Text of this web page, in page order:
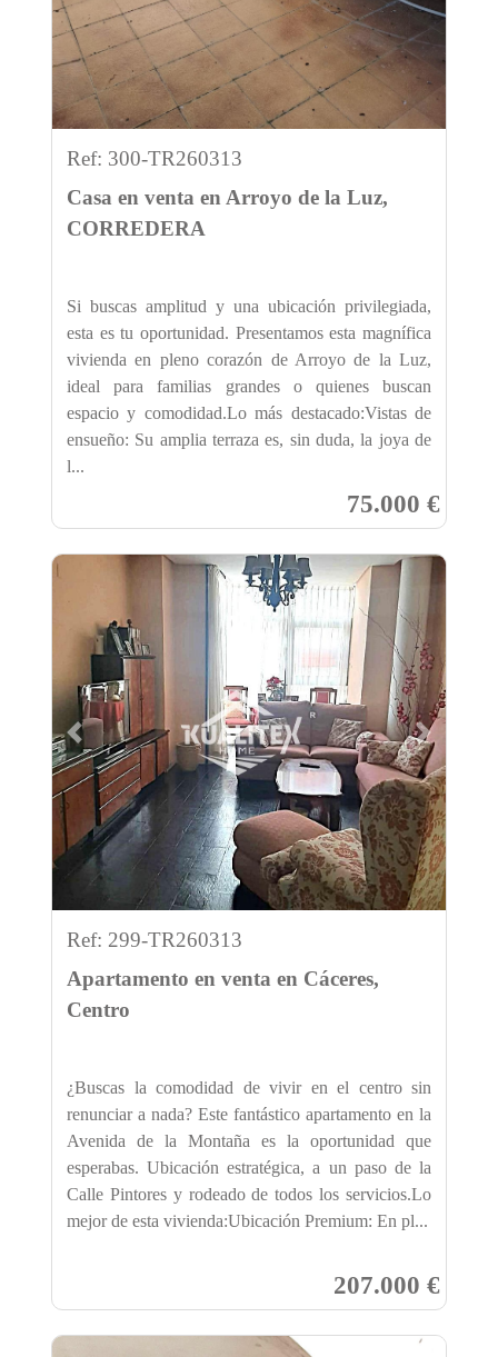
Ref: 300-TR260313
Casa en venta en Arroyo de la Luz,
CORREDERA
Si buscas amplitud y una ubicación privilegiada,
esta es tu oportunidad. Presentamos esta magnífica
vivienda en pleno corazón de Arroyo de la Luz,
ideal para familias grandes o quienes buscan
espacio y comodidad.Lo más destacado:Vistas de
ensueño: Su amplia terraza es, sin duda, la joya de
l...
75.000 €
Previous Next
Ref: 299-TR260313
Apartamento en venta en Cáceres,
Centro
¿Buscas la comodidad de vivir en el centro sin
renunciar a nada? Este fantástico apartamento en la
Avenida de la Montaña es la oportunidad que
esperabas. Ubicación estratégica, a un paso de la
Calle Pintores y rodeado de todos los servicios.Lo
mejor de esta vivienda:Ubicación Premium: En pl...
207.000 €